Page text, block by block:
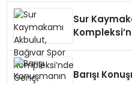
Sur
Barışı